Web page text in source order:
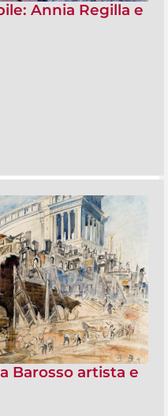
Annia Regilla e
Barosso artista e